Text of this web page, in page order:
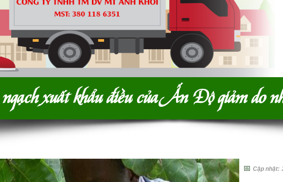
xuất khẩu điều của Ấn Độ giảm do
📅Cập nhật: